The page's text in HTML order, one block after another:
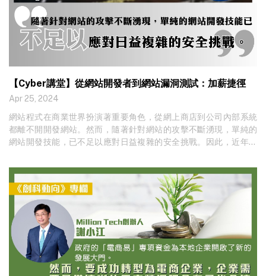
【Cyber講堂】從網站開發者到網站漏洞測試：加薪捷徑
Apr 25, 2024
網站程式在商業世界扮演著重要角色，從網上商店到公司內部系統
都離不開開發網站。然而，隨著針對網站的攻擊不斷湧現，單純的
網站開發技能，已不足以應對日益複雜的安全挑戰。因此，近年越